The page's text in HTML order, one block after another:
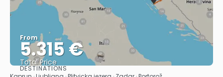
From
5.315 €
Total Price
DESTINATIONS